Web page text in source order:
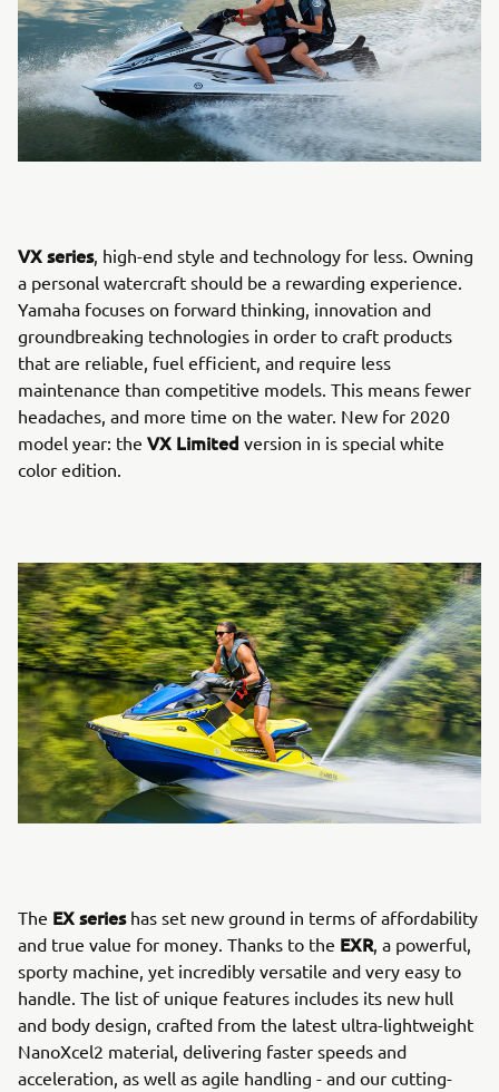
VX series, high-end style and technology for less. Owning
a personal watercraft should be a rewarding experience.
Yamaha focuses on forward thinking, innovation and
groundbreaking technologies in order to craft products
that are reliable, fuel efficient, and require less
maintenance than competitive models. This means fewer
headaches, and more time on the water. New for 2020
model year: the VX Limited version in is special white
color edition.
The EX serieshas set new ground in terms of affordability
and true value for money. Thanks to the EXR, a powerful,
sporty machine, yet incredibly versatile and very easy to
handle. The list of unique features includes its new hull
and body design, crafted from the latest ultra-lightweight
NanoXcel2 material, delivering faster speeds and
acceleration, as well as agile handling - and our cutting-